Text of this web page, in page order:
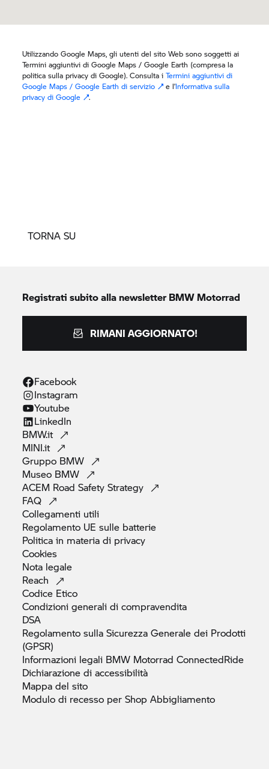
TORNA SU
Registrati subito alla newsletterBMW Motorrad
RIMANI AGGIORNATO!
Facebook
Instagram
Youtube
LinkedIn
BMW.it
MINI.it
Gruppo BMW
Museo BMW
ACEM Road SafetyStrategy
FAQ
Collegamenti utili
Regolamento UE sulle batterie
Politica in materia di privacy
Cookies
Nota legale
Reach
Codice Etico
Condizioni generali dicompravendita
DSA
Regolamento sulla Sicurezza Generale dei Prodotti
(GPSR)
Informazioni legali BMW Motorrad ConnectedRide
Dichiarazione diaccessibilità
Mappa delsito
Modulo di recesso per ShopAbbigliamento